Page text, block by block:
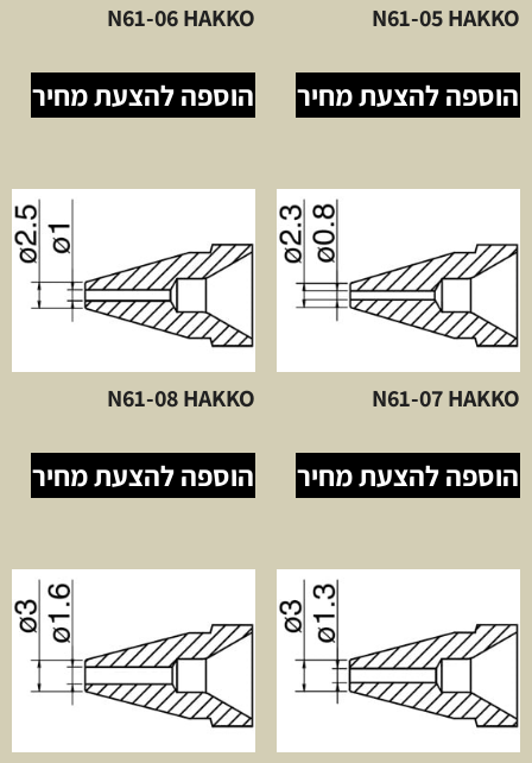
N61-05 HAKKO
הוספה להצעת מחיר
N61-06 HAKKO
הוספה להצעת מחיר
N61-07 HAKKO
הוספה להצעת מחיר
N61-08 HAKKO
הוספה להצעת מחיר